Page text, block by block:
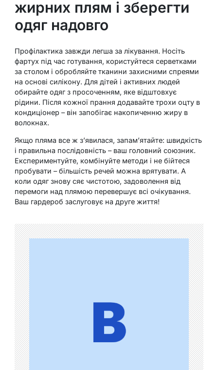
жирних плям і зберегти
одяг надовго
Профілактика завжди легша за лікування. Носіть
фартух під час готування, користуйтеся серветками
за столом і обробляйте тканини захисними спреями
на основі силікону. Для дітей і активних людей
обирайте одяг з просоченням, яке відштовхує
рідини. Після кожної прання додавайте трохи оцту в
кондиціонер – він запобігає накопиченню жиру в
волокнах.
Якщо пляма все ж з’явилася, запам’ятайте: швидкість
і правильна послідовність – ваш головний союзник.
Експериментуйте, комбінуйте методи і не бійтеся
пробувати – більшість речей можна врятувати. А
коли одяг знову сяє чистотою, задоволення від
перемоги над плямою перевершує всі очікування.
Ваш гардероб заслуговує на друге життя!